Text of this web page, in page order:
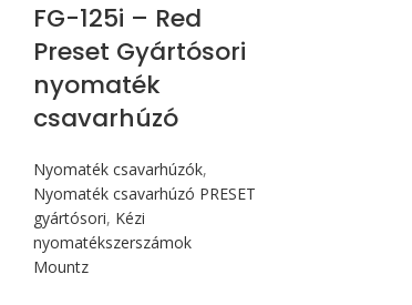
FG-125i – Red
Preset Gyártósori
nyomaték
csavarhúzó
Nyomaték csavarhúzók,
Nyomaték csavarhúzó PRESET
gyártósori, Kézi
nyomatékszerszámok
Mountz